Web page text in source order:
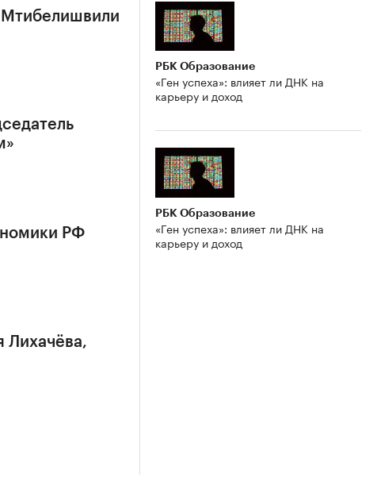
РФ
Лихачёва,
РБК Образование
«Ген успеха»: влияет ли ДНК на
карьеру и доход
РБК Образование
«Ген успеха»: влияет ли ДНК на
карьеру и доход